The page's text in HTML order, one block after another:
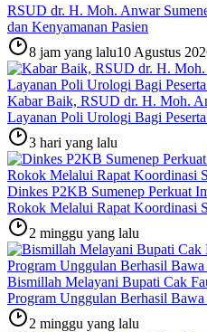
RSUD dr. H. Moh. Anwar
dan Kenyamanan Pasien
8 jam yang lalu10 Agustus
Kabar Baik, RSUD dr. H. Moh.
Layanan Poli Urologi Bagi
3 hari yang lalu
Dinkes P2KB Sumenep Perkuat
Rokok Melalui Rapat Koordinasi
2 minggu yang lalu
Bismillah Melayani Bupati Cak
Program Unggulan Berhasil
2 minggu yang lalu